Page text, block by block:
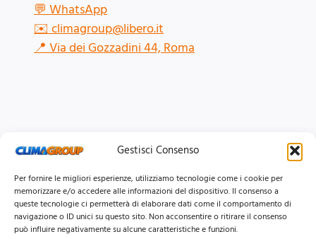
Gestisci Consenso
Per fornire le migliori esperienze, utilizziamo tecnologie come i cookie per
memorizzare e/o accedere alle informazioni del dispositivo. Il consenso a
queste tecnologie ci permetterà di elaborare dati come il comportamento di
navigazione o ID unici su questo sito. Non acconsentire o ritirare il consenso
può influire negativamente su alcune caratteristiche e funzioni.
💬WhatsApp
✉️climagroup@libero.it
📍Via dei Gozzadini 44, Roma